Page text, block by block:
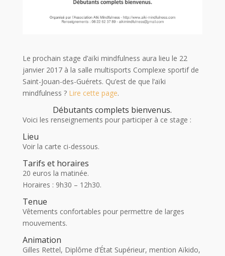
Le prochain stage d’aïki mindfulness aura lieu le 22
janvier 2017 à la salle multisports Complexe sportif de
Saint-Jouan-des-Guérets. Qu’est de que l’aïki
mindfulness ? Lire cette page.
Débutants complets bienvenus.
Voici les renseignements pour participer à ce stage :
Lieu
Voir la carte ci-dessous.
Tarifs et horaires
20 euros la matinée.
Horaires : 9h30 – 12h30.
Tenue
Vêtements confortables pour permettre de larges
mouvements.
Animation
Gilles Rettel, Diplôme d’État Supérieur, mention Aïkido,